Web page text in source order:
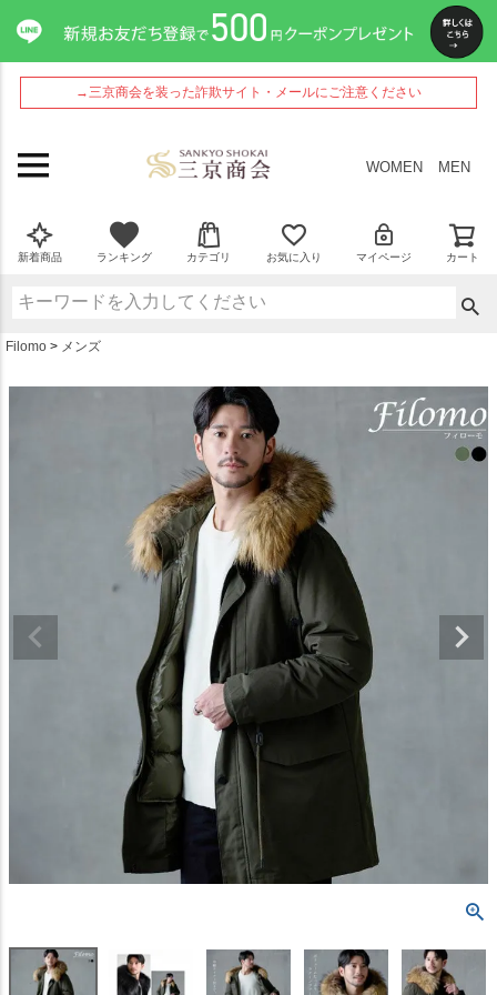
→三京商会を装った詐欺サイト・メールにご注意ください
WOMEN MEN
新着商品 ランキング カテゴリ お気に入り マイページ カート
Filomo メンズ
ペー
ジト
ップ
へ